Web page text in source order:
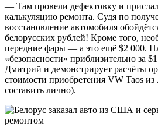
— Там провели дефектовку и
калькуляцию ремонта. Судя по
восстановление автомобиля
белорусских рублей! Кроме того,
передние фары — а это ещё $2 000.
«безопасности» приблизительно за
Дмитрий и демонстрирует расчёты
стоимости приобретения VW Taos
составить лично).